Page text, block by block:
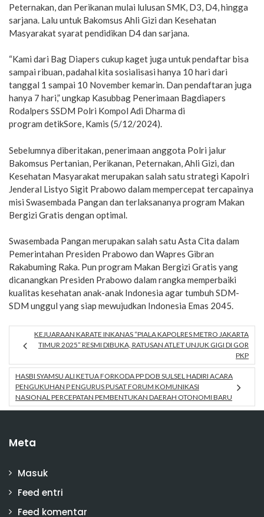
Peternakan, dan Perikanan mulai lulusan SMK, D3, D4, hingga
sarjana. Lalu untuk Bakomsus Ahli Gizi dan Kesehatan
Masyarakat syarat pendidikan D4 dan sarjana.
“Kami dari Bag Diapers cukup kaget juga untuk pendaftar bisa
sampai ribuan, padahal kita sosialisasi hanya 10 hari dari
tanggal 1 sampai 10 November kemarin. Dan pendaftaran juga
hanya 7 hari,” ungkap Kasubbag Penerimaan Bagdiapers
Rodalpers SSDM Polri Kompol Adi Dharma di
program detikSore, Kamis (5/12/2024).
Sebelumnya diberitakan, penerimaan anggota Polri jalur
Bakomsus Pertanian, Perikanan, Peternakan, Ahli Gizi, dan
Kesehatan Masyarakat merupakan salah satu strategi Kapolri
Jenderal Listyo Sigit Prabowo dalam mempercepat tercapainya
misi Swasembada Pangan dan terlaksananya program Makan
Bergizi Gratis dengan optimal.
Swasembada Pangan merupakan salah satu Asta Cita dalam
Pemerintahan Presiden Prabowo dan Wapres Gibran
Rakabuming Raka. Pun program Makan Bergizi Gratis yang
dicanangkan Presiden Prabowo dalam rangka memperbaiki
kualitas kesehatan anak-anak Indonesia agar tumbuh SDM-
SDM unggul yang siap mewujudkan Indonesia Emas 2045.
KEJUARAAN KARATE INKANAS “PIALA KAPOLRES METRO JAKARTA
TIMUR 2025” RESMI DIBUKA, RATUSAN ATLET UNJUK GIGI DI GOR
PKP
HASBI SYAMSU ALI KETUA FORKODA PP DOB SULSEL HADIRI ACARA
PENGUKUHAN P ENGURUS PUSAT FORUM KOMUNIKASI
NASIONAL PERCEPATAN PEMBENTUKAN DAERAH OTONOMI BARU
Meta
Masuk
Feed entri
Feed komentar